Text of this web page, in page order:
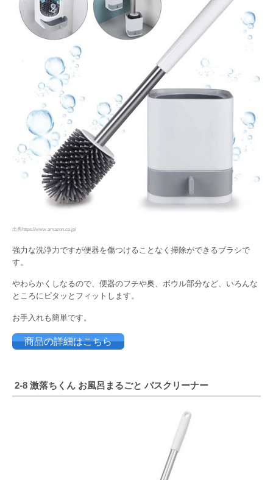
出典https://www.amazon.co.jp/
強力な洗浄力ですが便器を傷つけることなく掃除ができるブラシで
す。
やわらかくしなるので、便器のフチや奥、ボウル部分など、いろんな
ところにピタッとフィットします。
お手入れも簡単です。
商品の詳細はこちら
2-8 激落ちくん お風呂まるごと バスクリーナー